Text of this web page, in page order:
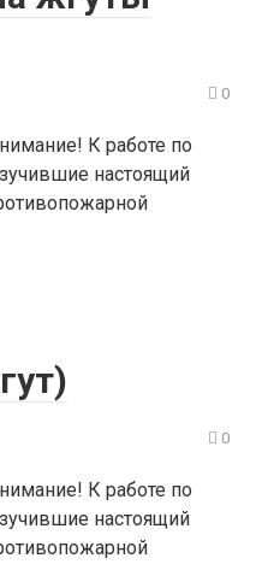
0
К работе по
настоящий
0
К работе по
настоящий